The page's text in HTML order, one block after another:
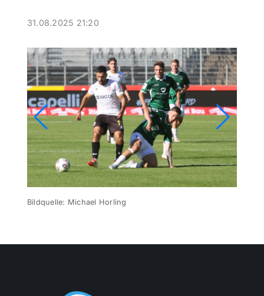
Galerie
Verkehrsmeldungen
Polizeimeldungen
Themen und Termine
Gewinnspiele
31.08.2025 21:20
Bildquelle: Michael Horling